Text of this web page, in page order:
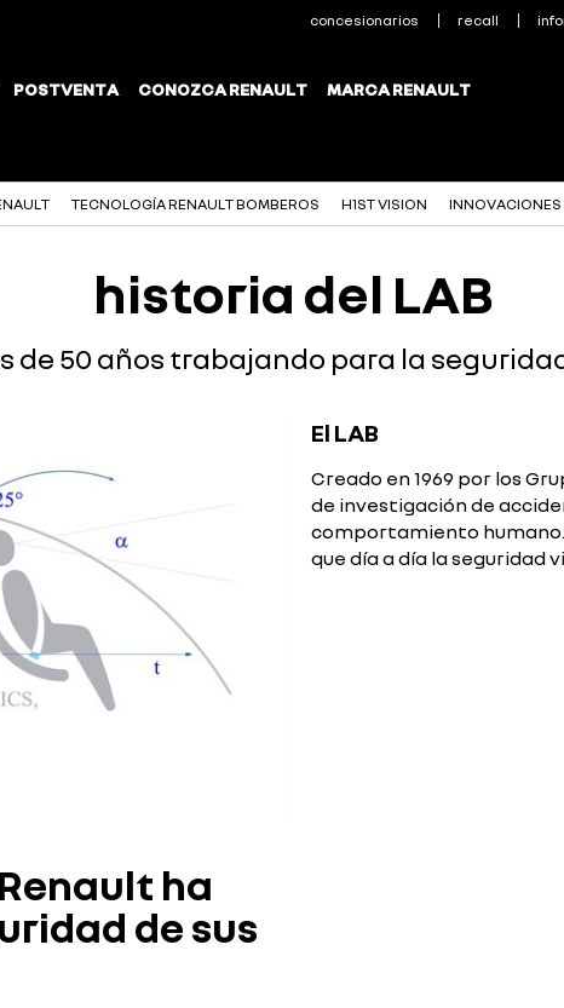
TECNOLOGÍA RENAULT BOMBEROS H1ST VISION INNOVACIONES
historia del LAB
de 50 años trabajando para la
El LAB
Creado en 1969 por los
de investigación de
comportamiento
que día a día la seguridad
ha
de sus